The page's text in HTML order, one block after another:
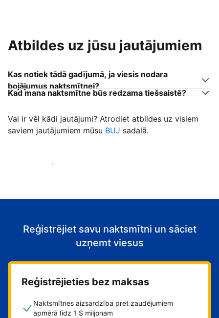
Atbildes uz jūsu jautājumiem
Kas notiek tādā gadījumā, ja viesis nodara
bojājumus naktsmītnei?
Kad mana naktsmītne būs redzama tiešsaistē?
Vai ir vēl kādi jautājumi? Atrodiet atbildes uz visiem
saviem jautājumiem mūsu BUJ sadaļā.
Sākt uzņemt viesus
Reģistrējiet savu naktsmītni un sāciet
uzņemt viesus
Reģistrējieties bez maksas
Naktsmītnes aizsardzība pret zaudējumiem
apmērā līdz 1 $ miljonam